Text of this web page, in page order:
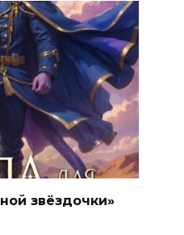
звёздочки»